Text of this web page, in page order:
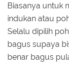
Biasanya untuk
indukan atau
Selalu dipilih
bagus supaya
benar bagus